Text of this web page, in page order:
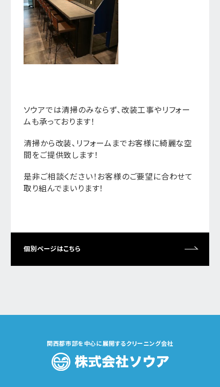
ソウアでは清掃のみならず、改装工事やリフォー
ムも承っております！
清掃から改装、リフォームまでお客様に綺麗な空
間をご提供致します！
是非ご相談ください！お客様のご要望に合わせて
取り組んでまいります！
個別ページはこちら
関西都市部を中心に展開するクリーニング会社